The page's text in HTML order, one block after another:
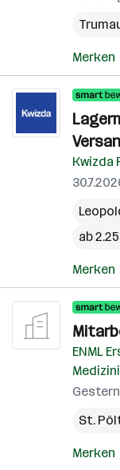
Merken
Kwizda
ab
Merken
ENML
St.
Merken